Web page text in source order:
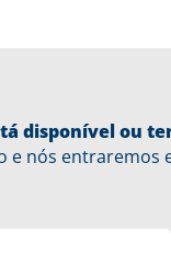
disponível ou
e nós entraremos